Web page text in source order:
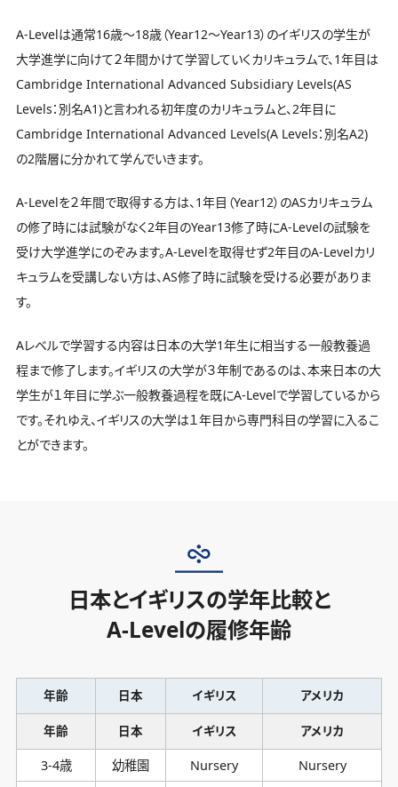
A-Levelは通常16歳〜18歳（Year12〜Year13）のイギリスの学生が
大学進学に向けて２年間かけて学習していくカリキュラムで、1年目は
Cambridge International Advanced Subsidiary Levels(AS
Levels：別名A1)と言われる初年度のカリキュラムと、2年目に
Cambridge International Advanced Levels(A Levels：別名A2)
の2階層に分かれて学んでいきます。
A-Levelを２年間で取得する方は、1年目（Year12）のASカリキュラム
の修了時には試験がなく2年目のYear13修了時にA-Levelの試験を
受け大学進学にのぞみます。A-Levelを取得せず2年目のA-Levelカリ
キュラムを受講しない方は、AS修了時に試験を受ける必要がありま
す。
Aレベルで学習する内容は日本の大学1年生に相当する一般教養過
程まで修了します。イギリスの大学が３年制であるのは、本来日本の大
学生が１年目に学ぶ一般教養過程を既にA-Levelで学習しているから
です。それゆえ、イギリスの大学は１年目から専門科目の学習に入るこ
とができます。
日本とイギリスの学年比較と
A-Levelの履修年齢
年齢 日本 イギリス アメリカ
年齢 日本 イギリス アメリカ
3-4歳 幼稚園 Nursery
Nursery